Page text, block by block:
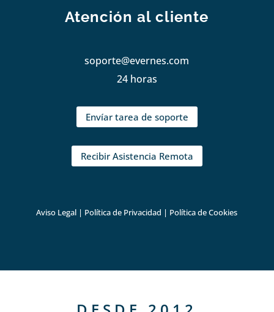
Atención al cliente
soporte@evernes.com
24 horas
Envíar tarea de soporte
Recibir Asistencia Remota
Aviso Legal | Política de Privacidad | Política de Cookies